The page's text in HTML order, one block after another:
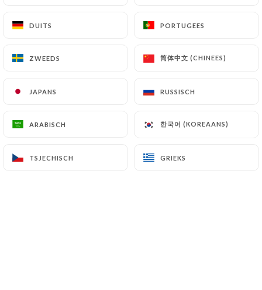
MENU
DUITS PORTUGEES
ZWEEDS 简体中文 (CHINEES)
JAPANS RUSSISCH
ARABISCH 한국어 (KOREAANS)
TSJECHISCH GRIEKS
Reservering
DUITS PORTUGEES
ZWEEDS 简体中文 (CHINEES)
JAPANS RUSSISCH
ARABISCH 한국어 (KOREAANS)
TSJECHISCH GRIEKS